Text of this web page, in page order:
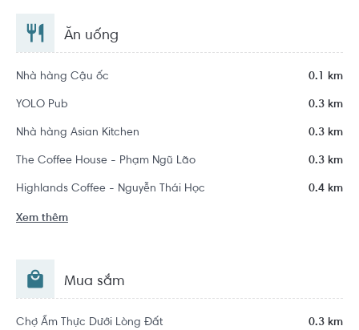
Ăn uống
Nhà hàng Cậu ốc 0.1 km
YOLO Pub 0.3 km
Nhà hàng Asian Kitchen 0.3 km
The Coffee House - Phạm Ngũ Lão 0.3 km
Highlands Coffee - Nguyễn Thái Học 0.4 km
Xem thêm
Mua sắm
Chợ Ẩm Thực Dưới Lòng Đất 0.3 km